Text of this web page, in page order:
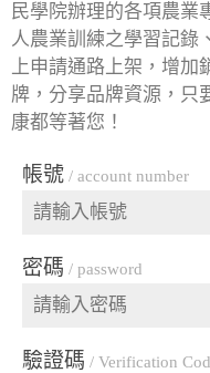
民學院辦理的各項農業
人農業訓練之學習記錄
上申請通路上架，增加
牌，分享品牌資源，只
康都等著您！
帳號 / account number
密碼 / password
驗證碼 / Verification